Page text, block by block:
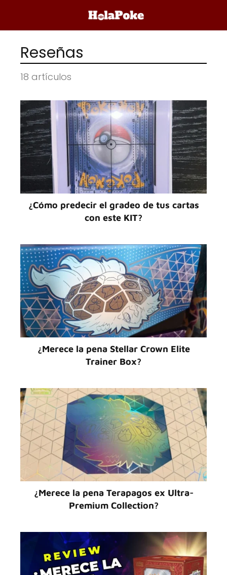
Reseñas
18 artículos
¿Cómo predecir el gradeo de tus cartas
con este KIT?
¿Merece la pena Stellar Crown Elite
Trainer Box?
¿Merece la pena Terapagos ex Ultra-
Premium Collection?